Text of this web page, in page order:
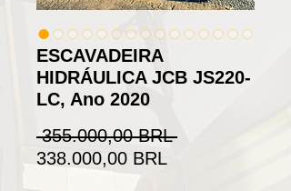
ESCAVADEIRA
HIDRÁULICA JCB JS220-
LC, Ano 2020
355.000,00 BRL Precio
338.000,00 BRL